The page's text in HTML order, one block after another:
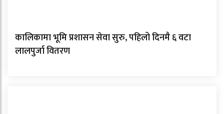
कालिकामा भूमि प्रशासन सेवा सुरु, पहिलो दिनमै ६ वटा
लालपुर्जा वितरण